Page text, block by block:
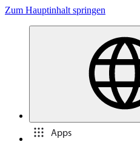
Zum Hauptinhalt springen
Apps